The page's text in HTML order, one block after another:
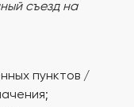
съезд на
пунктов /